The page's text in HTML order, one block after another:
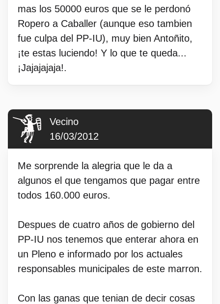
mas los 50000 euros que se le perdonó
Ropero a Caballer (aunque eso tambien
fue culpa del PP-IU), muy bien Antoñito,
¡te estas luciendo! Y lo que te queda...
¡Jajajajaja!.
Vecino
16/03/2012
Me sorprende la alegria que le da a
algunos el que tengamos que pagar entre
todos 160.000 euros.
Despues de cuatro años de gobierno del
PP-IU nos tenemos que enterar ahora en
un Pleno e informado por los actuales
responsables municipales de este marron.
Con las ganas que tenian de decir cosas